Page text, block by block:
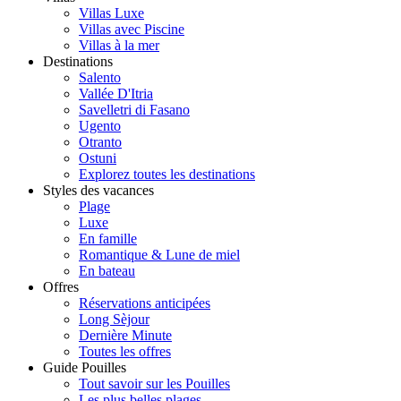
Villas Luxe
Villas avec Piscine
Villas à la mer
Destinations
Salento
Vallée D'Itria
Savelletri di Fasano
Ugento
Otranto
Ostuni
Explorez toutes les destinations
Styles des vacances
Plage
Luxe
En famille
Romantique & Lune de miel
En bateau
Offres
Réservations anticipées
Long Sèjour
Dernière Minute
Toutes les offres
Guide Pouilles
Tout savoir sur les Pouilles